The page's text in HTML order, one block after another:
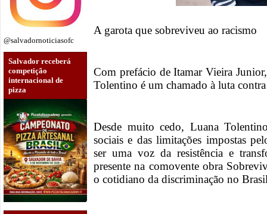
@salvadornoticiasofc
Salvador receberá
competição
internacional de
pizza
A garota que sobreviveu ao racismo
Com prefácio de Itamar Vieira
Tolentino é um chamado à luta
Desde muito cedo, Luana
sociais e das limitações impostas
ser uma voz da resistência e
presente na comovente obra
o cotidiano da discriminação no